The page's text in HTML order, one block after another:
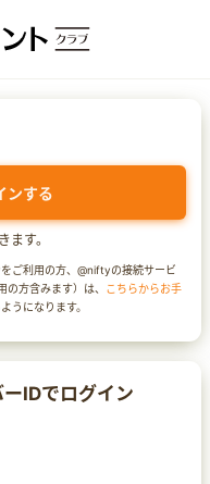
ンする
す。
ご利用の方、@niftyの接続サービ
方含みます）は、 こちらからお手
うになります。
IDでログイン